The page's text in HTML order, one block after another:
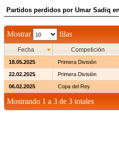
Partidos perdidos por Umar Sadiq
Mostrar filas
Fecha Competición
18.05.2025 Primera División
22.02.2025 Primera División
06.02.2025 Copa del Rey
Mostrando 1 a 3 de 3 totales